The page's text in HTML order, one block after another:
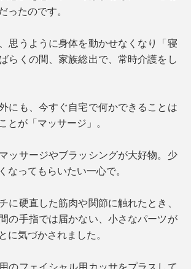
ったのです。
思うように身体を動かせなくなり「寝
らくの間、家族総出で、常時介護をし
にも、今すぐ自宅で何かできることは
とが「マッサージ」。
ッサージやブラッシングが大好物。少
なってもらいたい一心で。
に硬直した筋肉や関節に触れたとき、
の手指では届かない、小さなパーツが
に気づかされました。
のフェイシャル用カッサをプラスして